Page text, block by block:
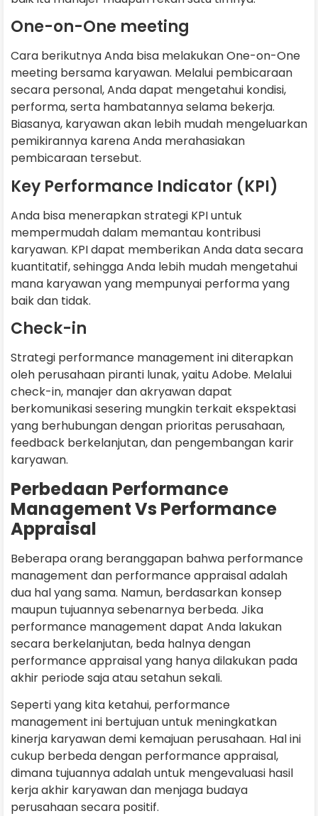
One-on-One meeting
Cara berikutnya Anda bisa melakukan One-on-One
meeting bersama karyawan. Melalui pembicaraan
secara personal, Anda dapat mengetahui kondisi,
performa, serta hambatannya selama bekerja.
Biasanya, karyawan akan lebih mudah mengeluarkan
pemikirannya karena Anda merahasiakan
pembicaraan tersebut.
Key Performance Indicator (KPI)
Anda bisa menerapkan strategi KPI untuk
mempermudah dalam memantau kontribusi
karyawan. KPI dapat memberikan Anda data secara
kuantitatif, sehingga Anda lebih mudah mengetahui
mana karyawan yang mempunyai performa yang
baik dan tidak.
Check-in
Strategi performance management ini diterapkan
oleh perusahaan piranti lunak, yaitu Adobe. Melalui
check-in, manajer dan akryawan dapat
berkomunikasi sesering mungkin terkait ekspektasi
yang berhubungan dengan prioritas perusahaan,
feedback berkelanjutan, dan pengembangan karir
karyawan.
Perbedaan Performance
Management Vs Performance
Appraisal
Beberapa orang beranggapan bahwa performance
management dan performance appraisal adalah
dua hal yang sama. Namun, berdasarkan konsep
maupun tujuannya sebenarnya berbeda. Jika
performance management dapat Anda lakukan
secara berkelanjutan, beda halnya dengan
performance appraisal yang hanya dilakukan pada
akhir periode saja atau setahun sekali.
Seperti yang kita ketahui, performance
management ini bertujuan untuk meningkatkan
kinerja karyawan demi kemajuan perusahaan. Hal ini
cukup berbeda dengan performance appraisal,
dimana tujuannya adalah untuk mengevaluasi hasil
kerja akhir karyawan dan menjaga budaya
perusahaan secara positif.